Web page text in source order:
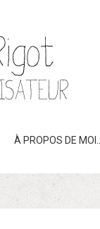
À PROPOS DE MOI…